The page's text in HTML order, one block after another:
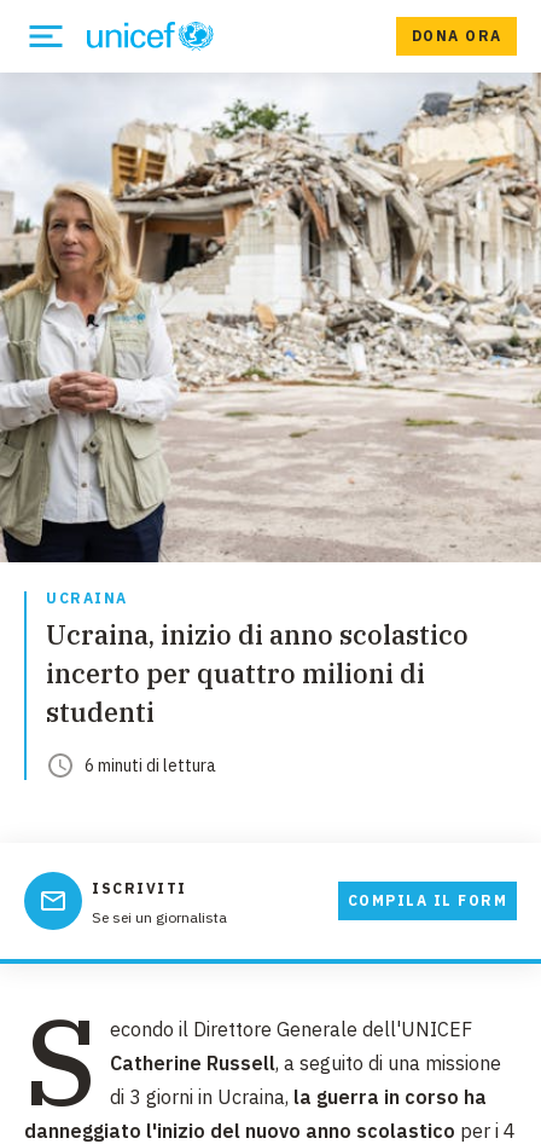
DONA ORA
UCRAINA
Ucraina, inizio di anno scolastico
incerto per quattro milioni di
studenti
6 minuti di lettura
ISCRIVITI
Se sei un giornalista
COMPILA IL FORM
S
econdo il Direttore Generale dell'UNICEF
Catherine Russell, a seguito di una missione
di 3 giorni in Ucraina, la guerra in corso ha
danneggiato l'inizio del nuovo anno scolastico per i 4